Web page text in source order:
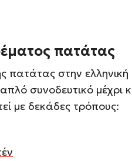
πατάτας
πατάτας στην ελληνική
συνοδευτικό μέχρι
με δεκάδες τρόπους: